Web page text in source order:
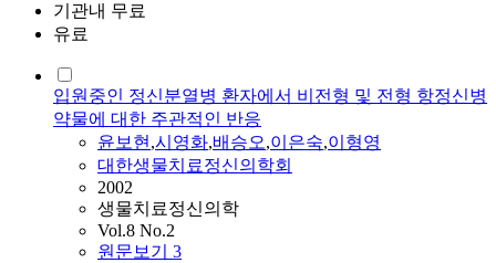
기관내 무료
유료
입원중인 정신분열병 환자에서 비전형 및 전형 항정신병
약물에 대한 주관적인 반응
윤보현,시영화,배승오,이은숙,이형영
대한생물치료정신의학회
2002
생물치료정신의학
Vol.8 No.2
원문보기 3